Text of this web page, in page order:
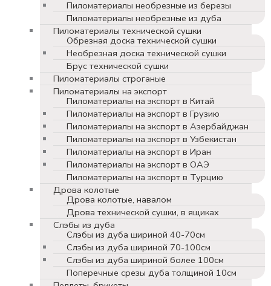
Пиломатериалы необрезные из березы
Пиломатериалы необрезные из дуба
Пиломатериалы технической сушки
Обрезная доска технической сушки
Необрезная доска технической сушки
Брус технической сушки
Пиломатериалы строганые
Пиломатериалы на экспорт
Пиломатериалы на экспорт в Китай
Пиломатериалы на экспорт в Грузию
Пиломатериалы на экспорт в Азербайджан
Пиломатериалы на экспорт в Узбекистан
Пиломатериалы на экспорт в Иран
Пиломатериалы на экспорт в ОАЭ
Пиломатериалы на экспорт в Турцию
Дрова колотые
Дрова колотые, навалом
Дрова технической сушки, в ящиках
Слэбы из дуба
Слэбы из дуба шириной 40-70см
Слэбы из дуба шириной 70-100см
Слэбы из дуба шириной более 100см
Поперечные срезы дуба толщиной 10см